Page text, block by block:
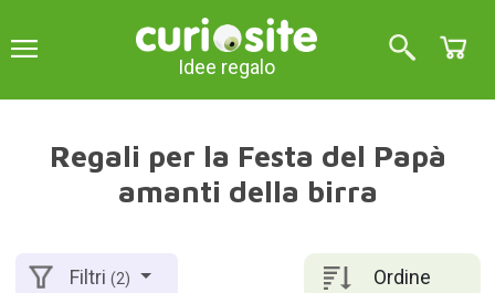
Idee regalo
Regali per la Festa del Papà
amanti della birra
Ordine
Filtri(2)